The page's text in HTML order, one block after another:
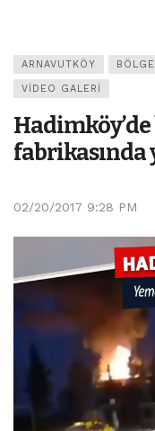
ARNAVUTKÖY
VIDEO GALERI
fabrikasında
02/20/2017 9:28 PM